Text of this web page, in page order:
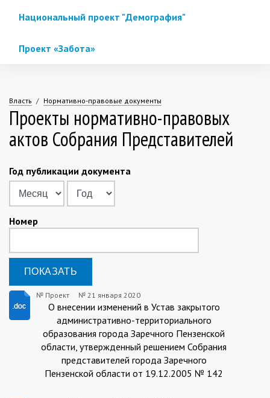
Национальный проект "Демография"
Проект «Забота»
Вы
здесь
Власть Нормативно-правовые документы
Проекты нормативно-правовых
актов Собрания Представителей
Год публикации документа
Месяц
Год
Номер
Проект
№ Проект № 21 января 2020
О внесении изменений в Устав закрытого
административно-территориального
образования города Заречного Пензенской
области, утвержденный решением Собрания
представителей города Заречного
Пензенской области от 19.12.2005 № 142